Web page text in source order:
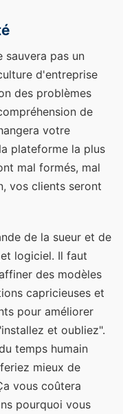
sauvera pas un
d'entreprise
des problèmes
de
votre
plateforme la plus
mal formés, mal
vos clients seront
de la sueur et de
logiciel. Il faut
des modèles
capricieuses et
pour améliorer
et oubliez".
temps humain
mieux de
vous coûtera
pourquoi vous